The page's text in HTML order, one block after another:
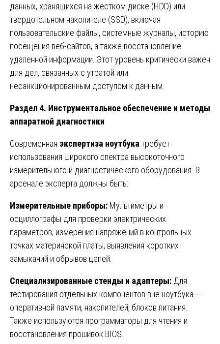
данных, хранящихся на жестком диске (HDD) или
твердотельном накопителе (SSD), включая
пользовательские файлы, системные журналы, историю
посещения веб-сайтов, а также восстановление
удаленной информации. Этот уровень критически важен
для дел, связанных с утратой или
несанкционированным доступом к данным.
Раздел 4. Инструментальное обеспечение и методы
аппаратной диагностики
Современная экспертиза ноутбука требует
использования широкого спектра высокоточного
измерительного и диагностического оборудования. В
арсенале эксперта должны быть:
Измерительные приборы: Мультиметры и
осциллографы для проверки электрических
параметров, измерения напряжений в контрольных
точках материнской платы, выявления коротких
замыканий и обрывов цепей.
Специализированные стенды и адаптеры: Для
тестирования отдельных компонентов вне ноутбука —
оперативной памяти, накопителей, блоков питания.
Также используются программаторы для чтения и
восстановления прошивок BIOS.